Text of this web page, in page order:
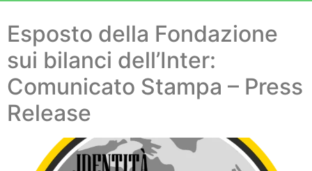
Esposto della Fondazione
sui bilanci dell’Inter:
Comunicato Stampa – Press
Release